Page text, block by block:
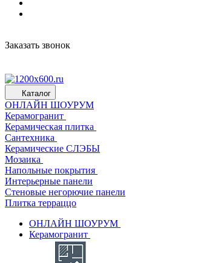
Заказать звонок
Каталог
ОНЛАЙН ШОУРУМ
Керамогранит
Керамическая плитка
Сантехника
Керамические СЛЭБЫ
Мозаика
Напольные покрытия
Интерьерные панели
Стеновые негорючие панели
Плитка терраццо
ОНЛАЙН ШОУРУМ
Керамогранит